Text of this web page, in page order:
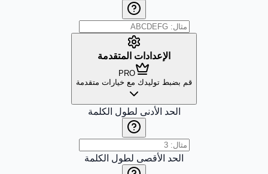
الإعدادات المتقدمة
PRO
قم بضبط توليدك مع خيارات متقدمة
الحد الأدنى لطول الكلمة
الحد الأقصى لطول الكلمة